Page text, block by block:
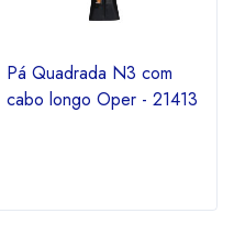
Pá Quadrada N3 com
cabo longo Oper - 21413